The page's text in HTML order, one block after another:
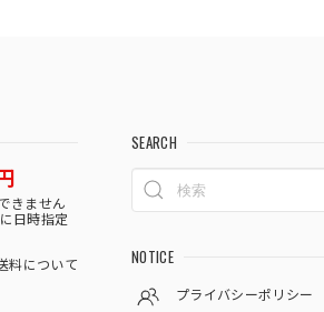
きません
日時指定
料について
SEARCH
NOTICE
プライバシーポリシー